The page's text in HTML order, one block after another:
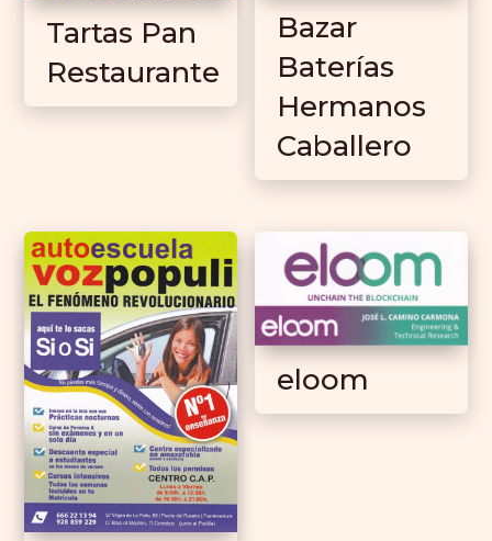
Tartas Pan
Restaurante
Bazar
Baterías
Hermanos
Caballero
eloom